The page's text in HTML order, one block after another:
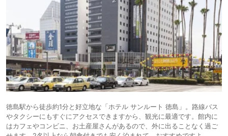
徳島駅から徒歩約1分と好立地な「ホテル サンルート 徳島」。路線バス
やタクシーにもすぐにアクセスできますから、観光に最適です。館内に
はカフェやコンビニ、お土産屋さんがあるので、外に出ることなく過ご